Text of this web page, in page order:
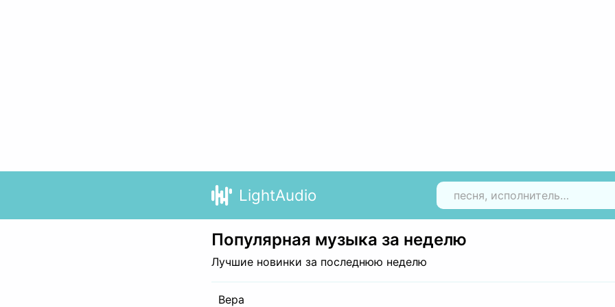
LightAudio
Популярная музыка за неделю
Лучшие новинки за последнюю неделю
Вера